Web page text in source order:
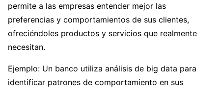
permite a las empresas entender mejor las
preferencias y comportamientos de sus clientes,
ofreciéndoles productos y servicios que realmente
necesitan.
Ejemplo: Un banco utiliza análisis de big data para
identificar patrones de comportamiento en sus